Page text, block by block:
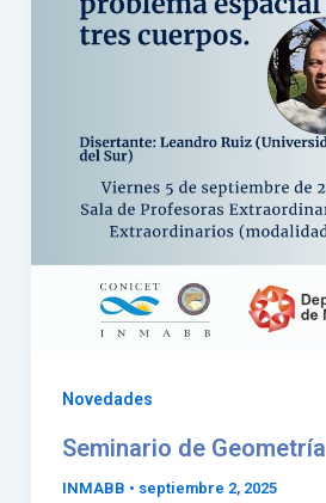
Novedades
Seminario de Geometría
INMABB • septiembre 2, 2025